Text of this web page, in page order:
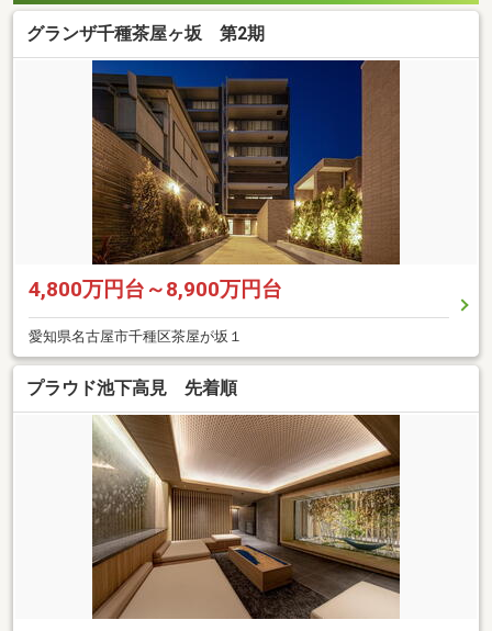
グランザ千種茶屋ヶ坂 第2期
4,800万円台～8,900万円台
愛知県名古屋市千種区茶屋が坂１
プラウド池下高見 先着順